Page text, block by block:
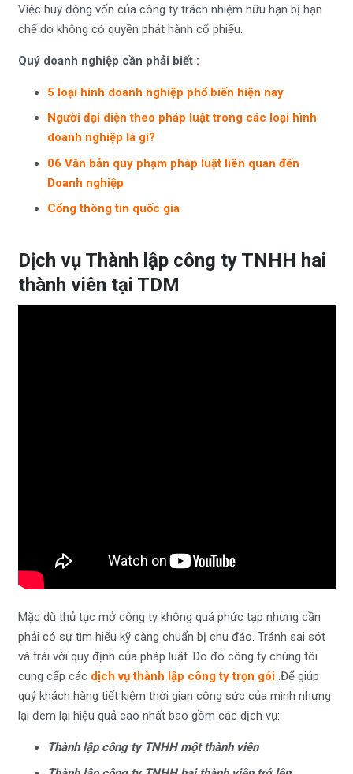
Việc huy động vốn của công ty trách nhiệm hữu hạn bị hạn
chế do không có quyền phát hành cổ phiếu.
Quý doanh nghiệp cần phải biết :
5 loại hình doanh nghiệp phổ biến hiện nay
Người đại diện theo pháp luật trong các loại hình
doanh nghiệp là gì?
06 Văn bản quy phạm pháp luật liên quan đến
Doanh nghiệp
Cổng thông tin quốc gia
Dịch vụ Thành lập công ty TNHH hai
thành viên tại TDM
Mặc dù thủ tục mở công ty không quá phức tạp nhưng cần
phải có sự tìm hiểu kỹ càng chuẩn bị chu đáo. Tránh sai sót
và trái với quy định của pháp luật. Do đó công ty chúng tôi
cung cấp các dịch vụ thành lập công ty trọn gói .Để giúp
quý khách hàng tiết kiệm thời gian công sức của mình nhưng
lại đem lại hiệu quả cao nhất bao gồm các dịch vụ:
Thành lập công ty TNHH một thành viên